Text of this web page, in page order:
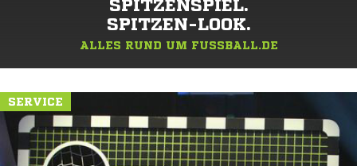
SPITZENSPIEL.
SPITZEN-LOOK.
ALLES RUND UM FUSSBALL.DE
SERVICE